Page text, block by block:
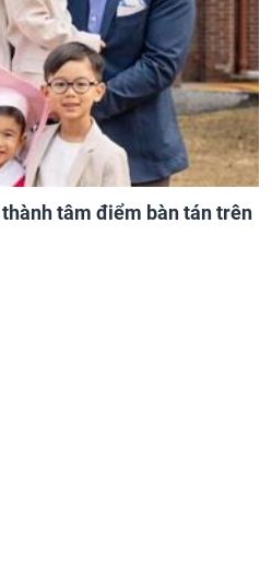
tâm điểm bàn tán trên